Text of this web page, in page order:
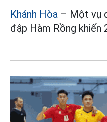
Khánh Hòa – Một vụ
đập Hàm Rồng khiến